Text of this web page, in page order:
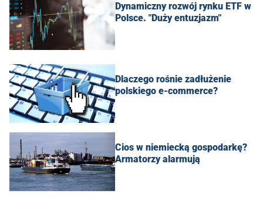
Dynamiczny rozwój rynku ETF w
Polsce. "Duży entuzjazm"
Dlaczego rośnie zadłużenie
polskiego e-commerce?
Cios w niemiecką gospodarkę?
Armatorzy alarmują